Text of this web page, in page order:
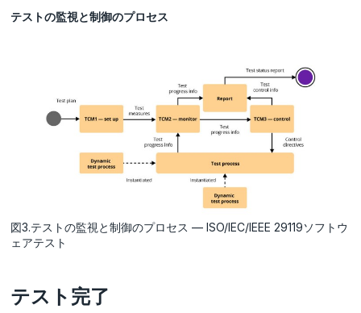
テストの監視と制御のプロセス
図3.テストの監視と制御のプロセス — ISO/IEC/IEEE 29119ソフトウ
ェアテスト
テスト完了